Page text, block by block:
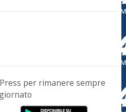
per rimanere sempre